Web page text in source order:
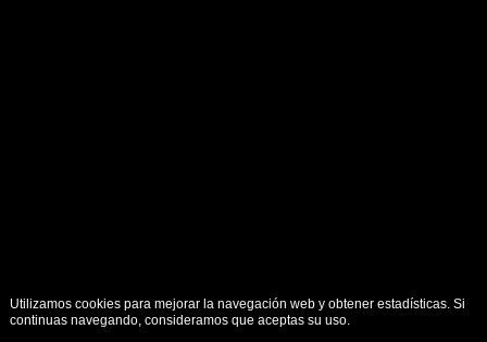
Utilizamos cookies para mejorar la navegación web y obtener estadísticas. Si
continuas navegando, consideramos que aceptas su uso.